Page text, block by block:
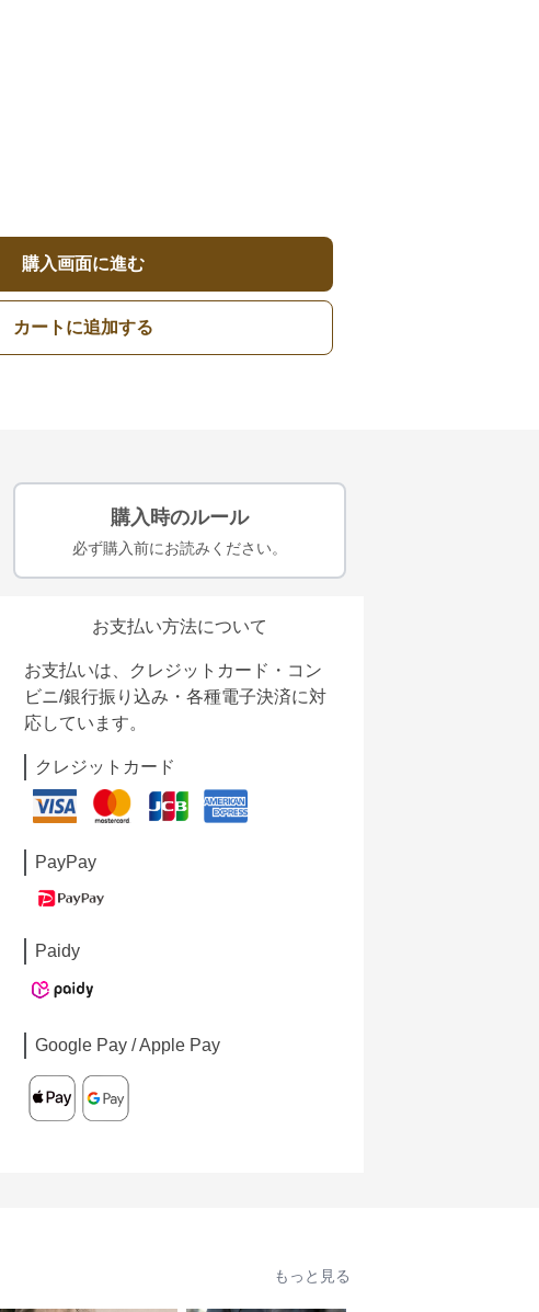
購入画面に進む
カートに追加する
購入時のルール
必ず購入前にお読みください。
お支払い方法について
お支払いは、クレジットカード・コン
ビニ/銀行振り込み・各種電子決済に対
応しています。
クレジットカード
PayPay
Paidy
Google Pay / Apple Pay
もっと見る